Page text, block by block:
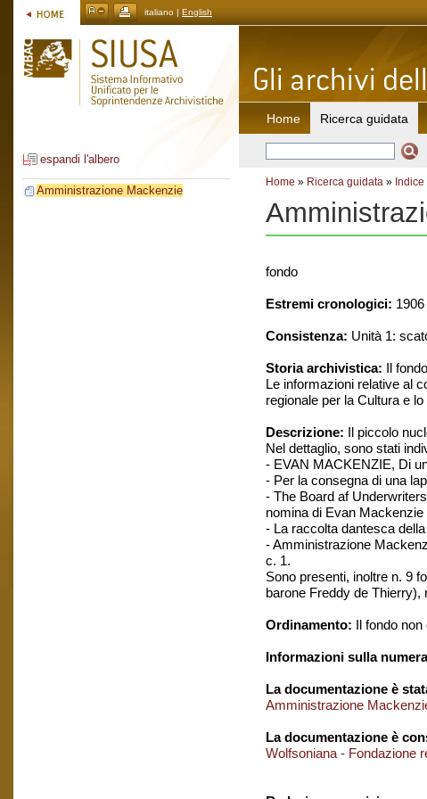
italiano | English
espandi l'albero
Amministrazione Mackenzie
Home Ricerca guidata
Home » Ricerca guidata »
fondo
Estremi cronologici:
Consistenza: Unità 1:
Storia archivistica: Il
Le informazioni relative al
regionale per la Cultura e
Descrizione: Il piccolo
Nel dettaglio, sono stati
- EVAN MACKENZIE, Di
- Per la consegna di una
- The Board af
nomina di Evan
- La raccolta dantesca
- Amministrazione
c. 1.
Sono presenti, inoltre n. 9
barone Freddy de Thierry),
Ordinamento: Il fondo non
Informazioni sulla
La documentazione è
Amministrazione
La documentazione è
Wolfsoniana - Fondazione